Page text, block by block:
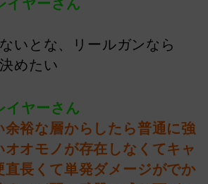
イヤーさん
いとな、リールガンなら
めたい
イヤーさん
余裕な層からしたら普通に強
オモノが存在しなくてキャ
直長くて単発ダメージがでか